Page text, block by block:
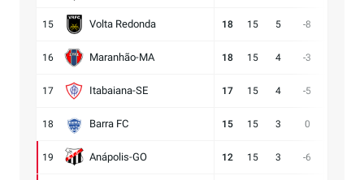
15 Volta Redonda 18 15 5 -8
16 Maranhão-MA 18 15 4 -3
17 Itabaiana-SE 17 15 4 -5
18 Barra FC 15 15 3 0
19 Anápolis-GO 12 15 3 -6